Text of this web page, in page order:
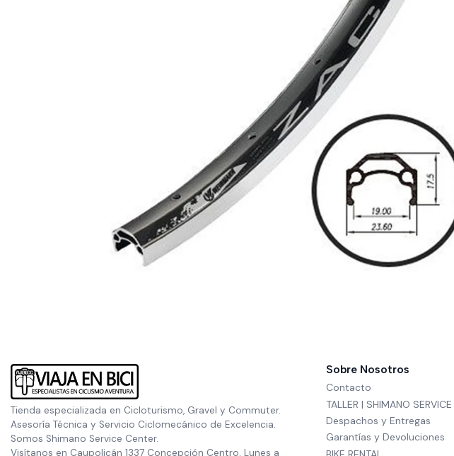
Tienda especializada en Cicloturismo, Gravel y Commuter.
Asesoría Técnica y Servicio Ciclomecánico de Excelencia.
Somos Shimano Service Center.
Visítanos en Caupolicán 1337 Concepción Centro. Lunes a
Sobre Nosotros
Contacto
TALLER | SHIMANO SERVICE
Despachos y Entregas
Garantías y Devoluciones